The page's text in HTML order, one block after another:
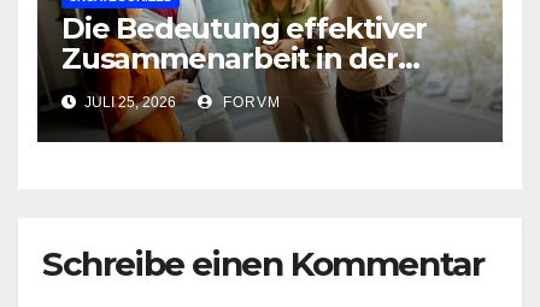
Die Bedeutung effektiver
Zusammenarbeit in der
Arbeitswelt
JULI 25, 2026 FORVM
Schreibe einen Kommentar